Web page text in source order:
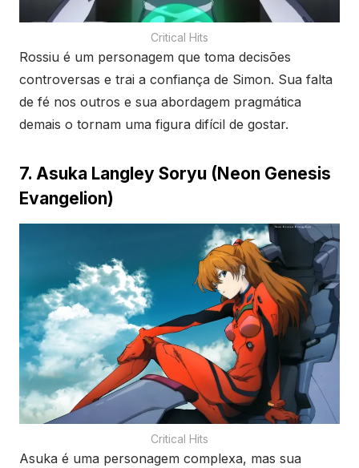
Critical Hits
Rossiu é um personagem que toma decisões
controversas e trai a confiança de Simon. Sua falta
de fé nos outros e sua abordagem pragmática
demais o tornam uma figura difícil de gostar.
7. Asuka Langley Soryu (Neon Genesis
Evangelion)
Critical Hits
Asuka é uma personagem complexa, mas sua